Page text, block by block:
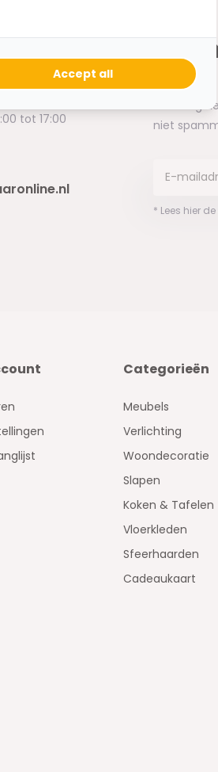
je vraag!
tot 17:00
Ontvang
niet
* Lees hier
Categorieën
Meubels
Verlichting
Woondecoratie
Slapen
Koken & Tafelen
Vloerkleden
Sfeerhaarden
Cadeaukaart
Accept all